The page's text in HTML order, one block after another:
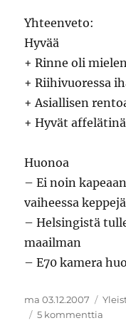
Yhteenveto:
Hyvää
+ Rinne oli
+ Riihivuoressa
+ Asiallisen
+ Hyvät
Huonoa
– Ei noin
vaiheessa keppejä
– Helsingistä
maailman
– E70 kamera
Julkaistu
ma 03.12.2007
5 kommenttia